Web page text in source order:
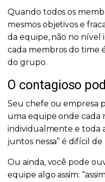
Quando todos os
mesmos objetivos e
da equipe, não no nível
cada membros do time
do grupo.
O contagioso
Seu chefe ou empresa
uma equipe onde cada
individualmente e toda
juntos nessa” é difícil
Ou ainda, você pode
equipe algo assim: